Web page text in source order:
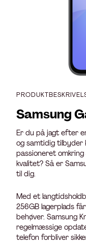
Samsung
Er du på jagt efter
og samtidig tilbyder
passioneret
kvalitet? Så er
til dig.
Med et
256GB lagerplads
behøver. Samsung
regelmæssige
telefon forbliver